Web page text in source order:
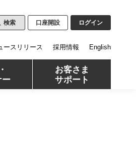
検索 口座開設 ログイン
ー
お客さま
サポート
ースリリース 採用情報 English